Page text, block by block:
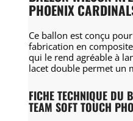
PHOENIX
Ce ballon est conçu
fabrication en
qui le rend agréable à
lacet double permet un
FICHE TECHNIQUE DU
TEAM SOFT TOUCH